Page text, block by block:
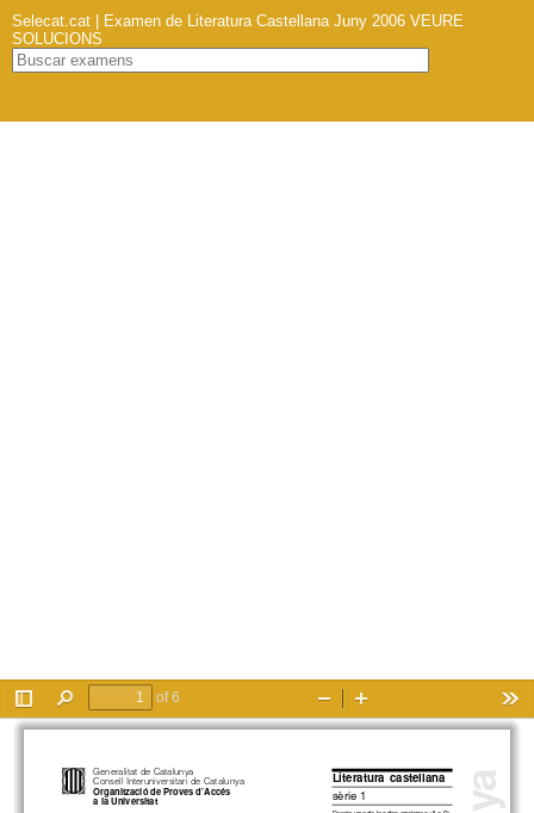
Selecat.cat | Examen de Literatura Castellana Juny 2006 VEURE
SOLUCIONS